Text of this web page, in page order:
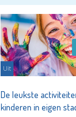
Uit
De leukste
kinderen in eigen